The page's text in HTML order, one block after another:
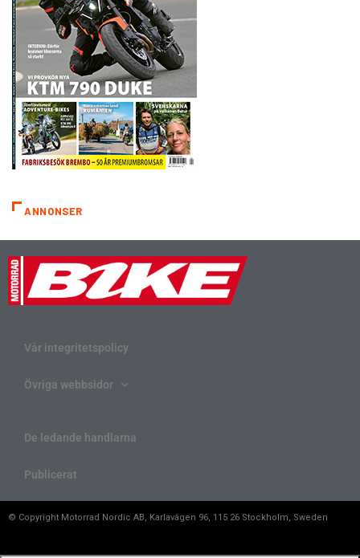
ANNONSER
Vår integritetspolicy
Övriga webbsidor
De ledande handlarna
Publicerat
© Copyright Motorrad Nordic AB, Karlavägen 96, 115 26 Stockholm, Sweden